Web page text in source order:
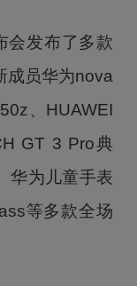
会发布了多款
成员华为nova
、HUAWEI
GT 3 Pro典
华为儿童手表
等多款全场